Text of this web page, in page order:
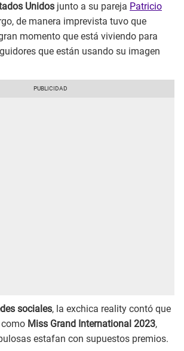
Unidos junto a su pareja Patricio
de manera imprevista tuvo que
momento que está viviendo para
que están usando su imagen
sociales, la exchica reality contó que
Miss Grand International 2023,
estafan con supuestos premios.